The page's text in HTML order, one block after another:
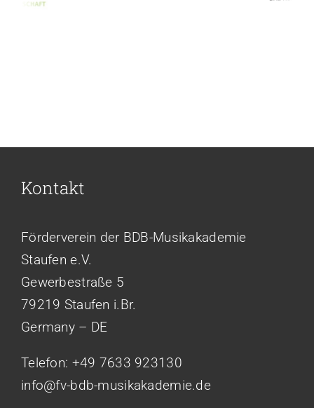
Kontakt
Förderverein der BDB-Musikakademie
Staufen e.V.
Gewerbestraße 5
79219 Staufen i.Br.
Germany – DE
Telefon: +49 7633 923130
info@fv-bdb-musikakademie.de